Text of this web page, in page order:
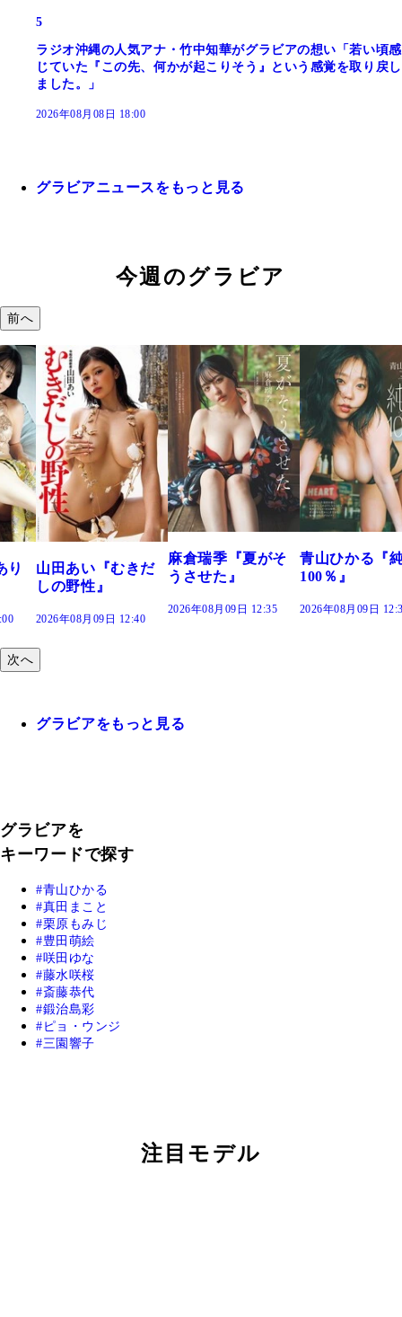
5
ラジオ沖縄の人気アナ・竹中知華がグラビアの想い「若い頃感
じていた『この先、何かが起こりそう』という感覚を取り戻し
ました。」
2026年08月08日 18:00
グラビアニュースをもっと見る
今週のグラビア
前へ
だ
麻倉瑞季『夏がそ
うさせた』
青山ひかる『純度
100％』
2026年08月09日 12:30
溝端 葵『も
つの、あおい
で。』
2026年08月09日
次へ
グラビアをもっと見る
グラビアを
キーワードで探す
青山ひかる
真田まこと
栗原もみじ
豊田萌絵
咲田ゆな
藤水咲桜
斎藤恭代
鍛治島彩
ピョ・ウンジ
三園響子
注目モデル